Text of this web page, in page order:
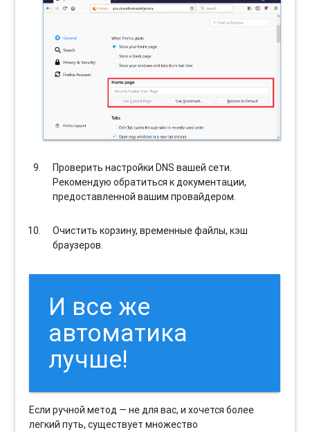
Проверить настройки DNS вашей сети.
Рекомендую обратиться к документации,
предоставленной вашим провайдером.
Очистить корзину, временные файлы, кэш
браузеров.
И все же
автоматика
лучше!
Если ручной метод — не для вас, и хочется более
легкий путь, существует множество